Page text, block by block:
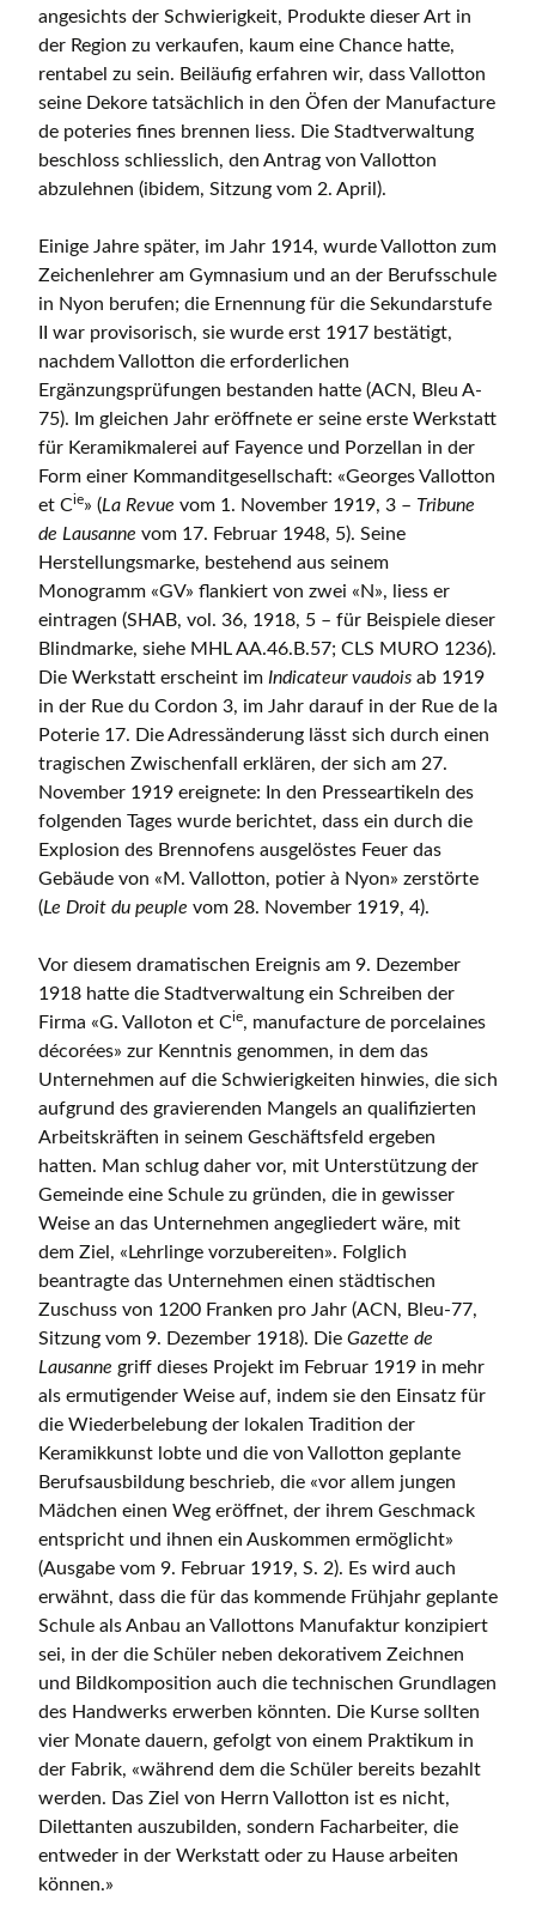
angesichts der Schwierigkeit, Produkte dieser Art in
der Region zu verkaufen, kaum eine Chance hatte,
rentabel zu sein. Beiläufig erfahren wir, dass Vallotton
seine Dekore tatsächlich in den Öfen der Manufacture
de poteries fines brennen liess. Die Stadtverwaltung
beschloss schliesslich, den Antrag von Vallotton
abzulehnen (ibidem, Sitzung vom 2. April).
Einige Jahre später, im Jahr 1914, wurde Vallotton zum
Zeichenlehrer am Gymnasium und an der Berufsschule
in Nyon berufen; die Ernennung für die Sekundarstufe
II war provisorisch, sie wurde erst 1917 bestätigt,
nachdem Vallotton die erforderlichen
Ergänzungsprüfungen bestanden hatte (ACN, Bleu A-
75). Im gleichen Jahr eröffnete er seine erste Werkstatt
für Keramikmalerei auf Fayence und Porzellan in der
Form einer Kommanditgesellschaft: «Georges Vallotton
et Cie» (La Revue vom 1. November 1919, 3 – Tribune
de Lausanne vom 17. Februar 1948, 5). Seine
Herstellungsmarke, bestehend aus seinem
Monogramm «GV» flankiert von zwei «N», liess er
eintragen (SHAB, vol. 36, 1918, 5 – für Beispiele dieser
Blindmarke, siehe MHL AA.46.B.57; CLS MURO 1236).
Die Werkstatt erscheint im Indicateur vaudois ab 1919
in der Rue du Cordon 3, im Jahr darauf in der Rue de la
Poterie 17. Die Adressänderung lässt sich durch einen
tragischen Zwischenfall erklären, der sich am 27.
November 1919 ereignete: In den Presseartikeln des
folgenden Tages wurde berichtet, dass ein durch die
Explosion des Brennofens ausgelöstes Feuer das
Gebäude von «M. Vallotton, potier à Nyon» zerstörte
(Le Droit du peuple vom 28. November 1919, 4).
Vor diesem dramatischen Ereignis am 9. Dezember
1918 hatte die Stadtverwaltung ein Schreiben der
Firma «G. Valloton et Cie, manufacture de porcelaines
décorées» zur Kenntnis genommen, in dem das
Unternehmen auf die Schwierigkeiten hinwies, die sich
aufgrund des gravierenden Mangels an qualifizierten
Arbeitskräften in seinem Geschäftsfeld ergeben
hatten. Man schlug daher vor, mit Unterstützung der
Gemeinde eine Schule zu gründen, die in gewisser
Weise an das Unternehmen angegliedert wäre, mit
dem Ziel, «Lehrlinge vorzubereiten». Folglich
beantragte das Unternehmen einen städtischen
Zuschuss von 1200 Franken pro Jahr (ACN, Bleu-77,
Sitzung vom 9. Dezember 1918). Die Gazette de
Lausanne griff dieses Projekt im Februar 1919 in mehr
als ermutigender Weise auf, indem sie den Einsatz für
die Wiederbelebung der lokalen Tradition der
Keramikkunst lobte und die von Vallotton geplante
Berufsausbildung beschrieb, die «vor allem jungen
Mädchen einen Weg eröffnet, der ihrem Geschmack
entspricht und ihnen ein Auskommen ermöglicht»
(Ausgabe vom 9. Februar 1919, S. 2). Es wird auch
erwähnt, dass die für das kommende Frühjahr geplante
Schule als Anbau an Vallottons Manufaktur konzipiert
sei, in der die Schüler neben dekorativem Zeichnen
und Bildkomposition auch die technischen Grundlagen
des Handwerks erwerben könnten. Die Kurse sollten
vier Monate dauern, gefolgt von einem Praktikum in
der Fabrik, «während dem die Schüler bereits bezahlt
werden. Das Ziel von Herrn Vallotton ist es nicht,
Dilettanten auszubilden, sondern Facharbeiter, die
entweder in der Werkstatt oder zu Hause arbeiten
können.»